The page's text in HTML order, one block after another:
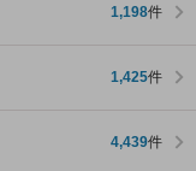
1,198件
1,425件
4,439件